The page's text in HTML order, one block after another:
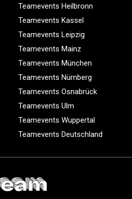
Teamevents Heilbronn
Teamevents Kassel
Teamevents Leipzig
Teamevents Mainz
Teamevents München
Teamevents Nürnberg
Teamevents Osnabrück
Teamevents Ulm
Teamevents Wuppertal
Teamevents Deutschland